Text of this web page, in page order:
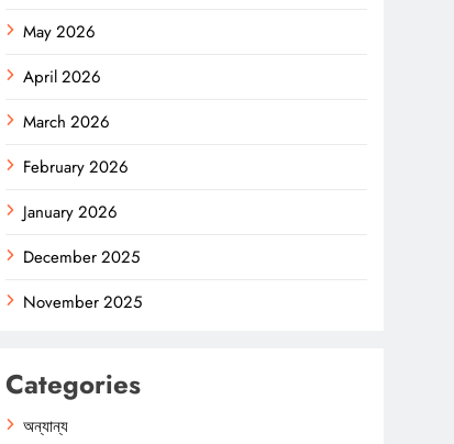
May 2026
April 2026
March 2026
February 2026
January 2026
December 2025
November 2025
Categories
অন্যান্য